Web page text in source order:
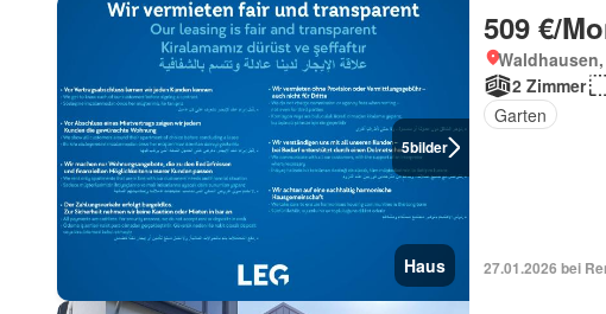
5bilder
Haus
509 €/
2 Zimmer
Garten
27.01.2026 bei